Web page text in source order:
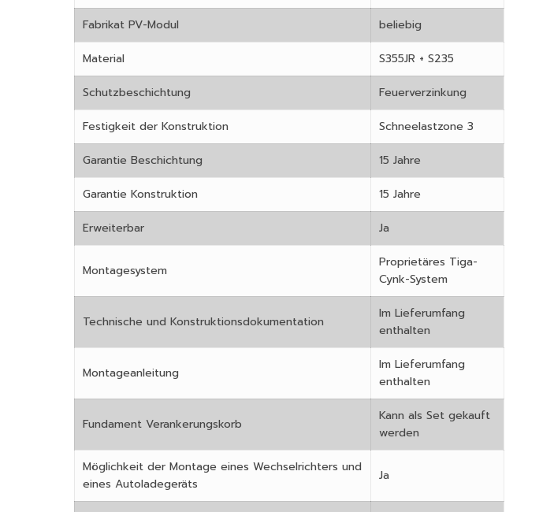
Fabrikat PV-Modul beliebig
Material S355JR + S235
Schutzbeschichtung Feuerverzinkung
Festigkeit der Konstruktion Schneelastzone 3
Garantie Beschichtung 15 Jahre
Garantie Konstruktion 15 Jahre
Erweiterbar Ja
Montagesystem
Proprietäres Tiga-
Cynk-System
Technische und Konstruktionsdokumentation
Im Lieferumfang
enthalten
Montageanleitung
Im Lieferumfang
enthalten
Fundament Verankerungskorb
Kann als Set gekauft
werden
Möglichkeit der Montage eines Wechselrichters und
eines Autoladegeräts
Ja